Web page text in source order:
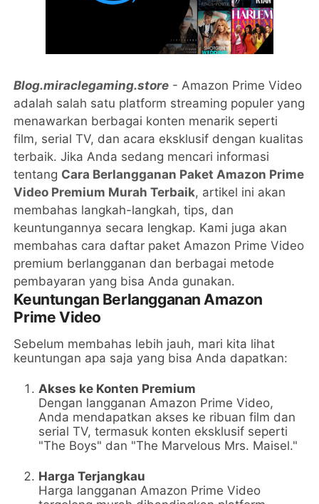
Blog.miraclegaming.store - Amazon Prime Video
adalah salah satu platform streaming populer yang
menawarkan berbagai konten menarik seperti
film, serial TV, dan acara eksklusif dengan kualitas
terbaik. Jika Anda sedang mencari informasi
tentang Cara Berlangganan Paket Amazon Prime
Video Premium Murah Terbaik, artikel ini akan
membahas langkah-langkah, tips, dan
keuntungannya secara lengkap. Kami juga akan
membahas cara daftar paket Amazon Prime Video
premium berlangganan dan berbagai metode
pembayaran yang bisa Anda gunakan.
Keuntungan Berlangganan Amazon
Prime Video
Sebelum membahas lebih jauh, mari kita lihat
keuntungan apa saja yang bisa Anda dapatkan:
Akses ke Konten Premium
Dengan langganan Amazon Prime Video,
Anda mendapatkan akses ke ribuan film dan
serial TV, termasuk konten eksklusif seperti
"The Boys" dan "The Marvelous Mrs. Maisel."
Harga Terjangkau
Harga langganan Amazon Prime Video